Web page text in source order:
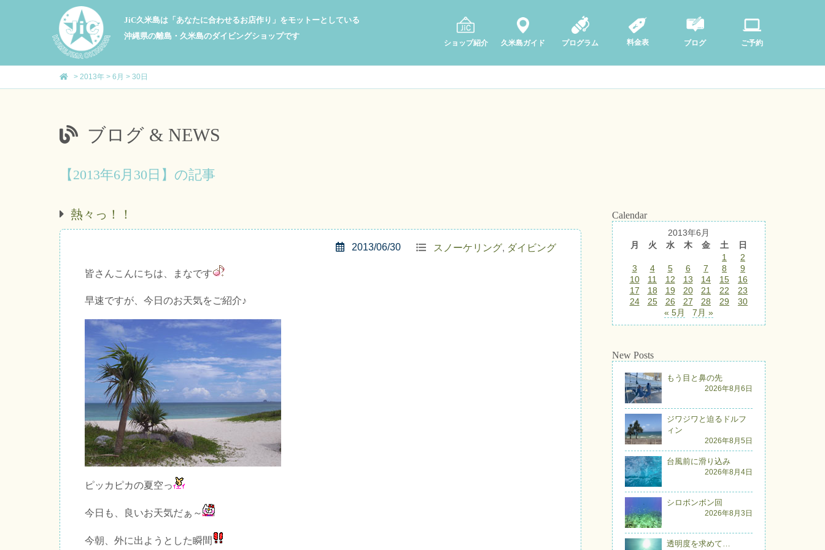
JiC久米島は「あなたに合わせるお店作り」をモットーとしている
沖縄県の離島・久米島のダイビングショップです
ショップ紹介 久米島ガイド プログラム 料金表 ブログ ご予約
> 2013年 > 6月 > 30日
ブログ & NEWS
【2013年6月30日】の記事
熱々っ！！
スノーケリング, ダイビング
2013/06/30
皆さんこんにちは、まなです
早速ですが、今日のお天気をご紹介♪
ピッカピカの夏空っ
今日も、良いお天気だぁ～
今朝、外に出ようとした瞬間
Calendar
2013年6月
月
火 水 木 金 土
日
1
2
3
4 5 6 7 8
9
10
11 12 13 14 15
16
17
18 19 20 21 22
23
24
25 26 27 28 29
30
« 5月
7月 »
New Posts
もう目と鼻の先
2026年8月6日
ジワジワと迫るドルフ
ィン
2026年8月5日
台風前に滑り込み
2026年8月4日
シロボンボン回
2026年8月3日
透明度を求めて…